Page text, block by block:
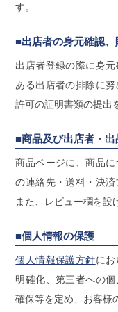
す。
■出店者の身元確認
出店者登録の際に身
ある出店者の排除に
許可の証明書類の提出
■商品及び出店者・
商品ページに、商品
の連絡先・送料・決済
また、レビュー欄を設
■個人情報の保護
個人情報保護方針に
明確化、第三者への
確保等を定め、お客様